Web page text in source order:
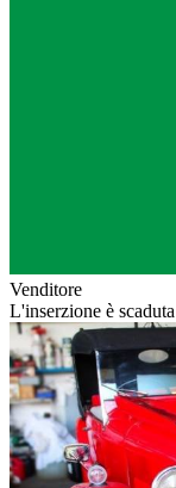
Venditore
L'inserzione è scaduta